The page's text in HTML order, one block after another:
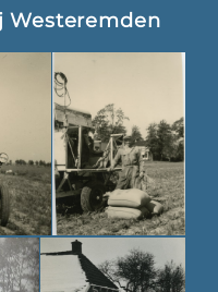
Westeremden